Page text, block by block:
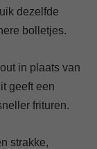
dezelfde
bolletjes.
in plaats van
geeft een
frituren.
strakke,